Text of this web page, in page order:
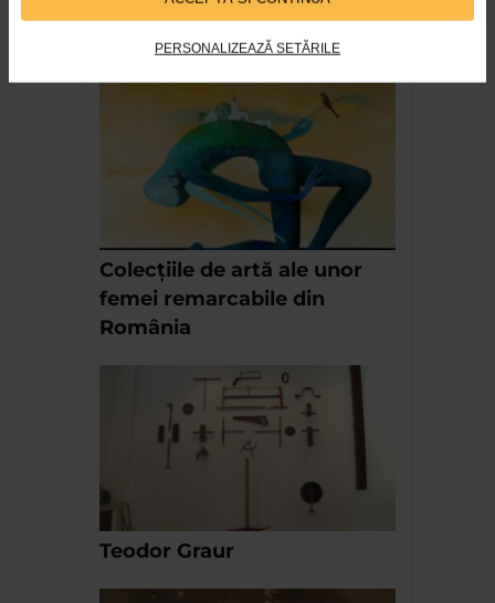
PERSONALIZEAZĂ SETĂRILE
RECOMANDĂRI
Colecțiile de artă ale unor
femei remarcabile din
România
Teodor Graur